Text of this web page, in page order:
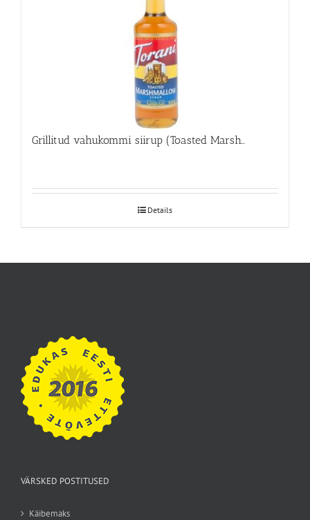
Grillitud vahukommi siirup (Toasted Marshmellow)
Details
VÄRSKED POSTITUSED
Käibemaks